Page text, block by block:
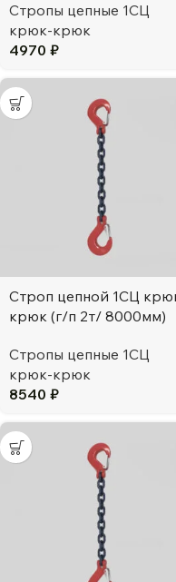
Стропы цепные 1СЦ
крюк-крюк
4970 ₽
Строп цепной 1СЦ
крюк (г/п 2т/ 8000мм)
Стропы цепные 1СЦ
крюк-крюк
8540 ₽